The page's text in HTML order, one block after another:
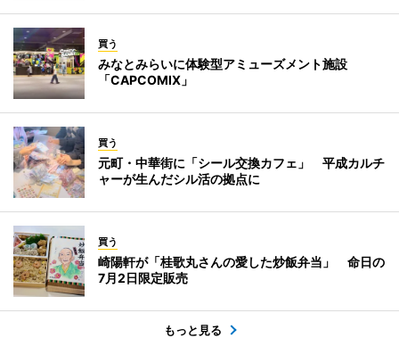
買う
みなとみらいに体験型アミューズメント施設
「CAPCOMIX」
買う
元町・中華街に「シール交換カフェ」 平成カルチ
ャーが生んだシル活の拠点に
買う
崎陽軒が「桂歌丸さんの愛した炒飯弁当」 命日の
7月2日限定販売
もっと見る